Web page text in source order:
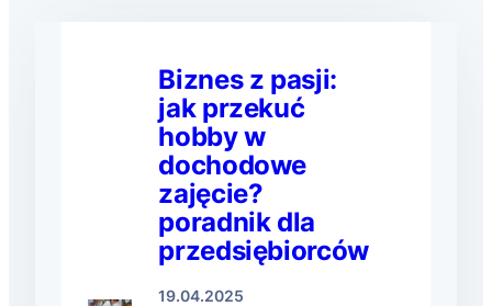
Biznes z pasji:
jak przekuć
hobby w
dochodowe
zajęcie?
poradnik dla
przedsiębiorców
19.04.2025